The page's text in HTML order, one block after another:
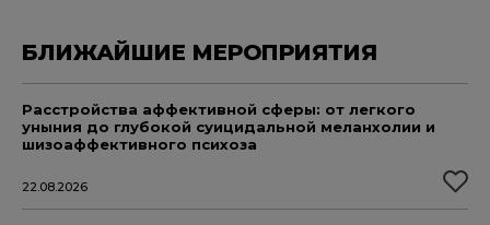
БЛИЖАЙШИЕ МЕРОПРИЯТИЯ
Расстройства аффективной сферы: от легкого
уныния до глубокой суицидальной меланхолии и
шизоаффективного психоза
22.08.2026